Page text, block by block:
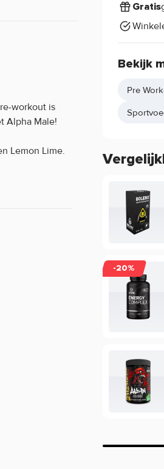
Gratis
Bekijk
Pre
-20%
workout is
Alpha Male!
Lemon Lime.